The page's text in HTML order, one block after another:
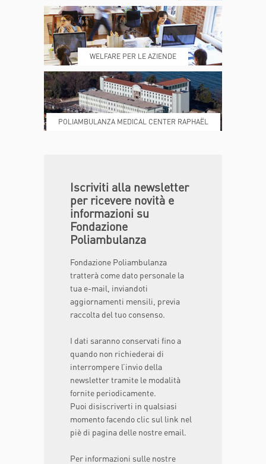
REFERTI REPARTI
DONA ORA MAGAZINE
WELFARE PER LE AZIENDE
POLIAMBULANZA MEDICAL CENTER RAPHAËL
Iscriviti alla newsletter
per ricevere novità e
informazioni su
Fondazione
Poliambulanza
Fondazione Poliambulanza
tratterà come dato personale la
tua e-mail, inviandoti
aggiornamenti mensili, previa
raccolta del tuo consenso.
I dati saranno conservati fino a
quando non richiederai di
interrompere l’invio della
newsletter tramite le modalità
fornite periodicamente.
Puoi disiscriverti in qualsiasi
momento facendo clic sul link nel
piè di pagina delle nostre email.
Per informazioni sulle nostre